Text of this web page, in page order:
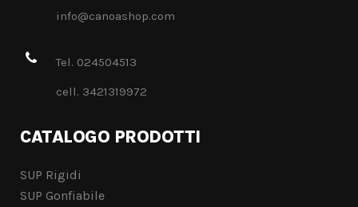
info@canoashop.com
Tel. 024504513
cell. 3421319972
CATALOGO PRODOTTI
SUP Rigidi
SUP Gonfiabile